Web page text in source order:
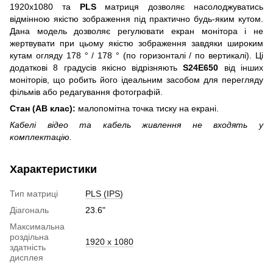
1920х1080 та PLSматриця дозволяє насолоджуватись
відмінною якістю зображення під практично будь-яким кутом.
Дана модель дозволяє регулювати екран монітора і не
жертвувати при цьому якістю зображення завдяки широким
кутам огляду 178 ° / 178 ° (по горизонталі / по вертикалі). Ці
додаткові 8 градусів якісно відрізняютьS24E650 від інших
моніторів, що робить його ідеальним засобом для перегляду
фільмів або редагування фотографій.
Стан (АВ клас): малопомітна точка тиску на екрані.
Кабелі відео та кабель живлення не входять у
комплектацію.
Характеристики
Тип матриці
PLS (IPS)
Діагональ
23.6"
Максимальна
роздільна
здатність
дисплея
1920 x 1080